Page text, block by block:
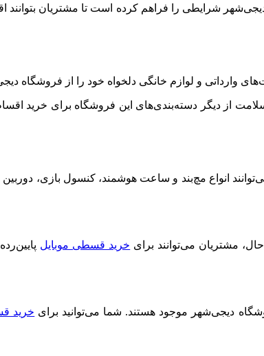
وارداتی و لوازم خانگی دلخواه خود را از فروشگاه
سلامت از دیگر دسته‌بندی‌های این فروشگاه برای خرید
انواع مچ‌بند و ساعت هوشمند، کنسول بازی، دوربین
مشتریان می‌توانند برای خرید قسطی موبایل
دیجی‌شهر موجود هستند. شما می‌توانید برای خرید